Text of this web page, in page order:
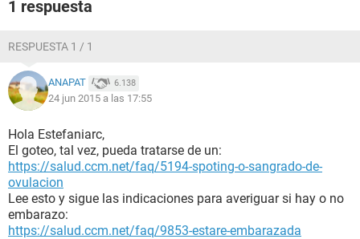
1 respuesta
RESPUESTA 1 / 1
ANAPAT 6.138
24 jun 2015 a las 17:55
Hola Estefaniarc,
El goteo, tal vez, pueda tratarse de un:
https://salud.ccm.net/faq/5194-spoting-o-sangrado-de-
ovulacion
Lee esto y sigue las indicaciones para averiguar si hay o no
embarazo:
https://salud.ccm.net/faq/9853-estare-embarazada